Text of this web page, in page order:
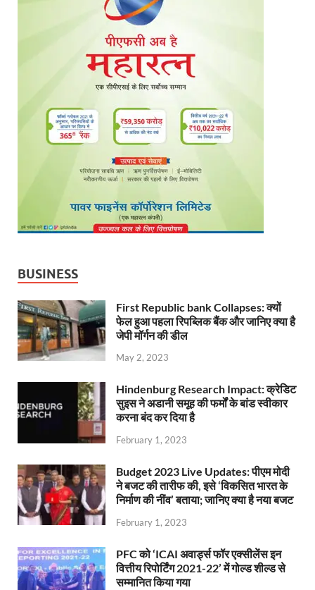
BUSINESS
First Republic bank Collapses: क्यों
फेल हुआ पहला रिपब्लिक बैंक और जानिए क्या है
जेपी मॉर्गन की डील
May 2, 2023
Hindenburg Research Impact: क्रेडिट
सुइस ने अडानी समूह की फर्मों के बांड स्वीकार
करना बंद कर दिया है
February 1, 2023
Budget 2023 Live Updates: पीएम मोदी
ने बजट की तारीफ की, इसे ‘विकसित भारत के
निर्माण की नींव’ बताया; जानिए क्या है नया बजट
February 1, 2023
PFC को ‘ICAI अवार्ड्स फॉर एक्सीलेंस इन
वित्तीय रिपोर्टिंग 2021-22’ में गोल्ड शील्ड से
सम्मानित किया गया